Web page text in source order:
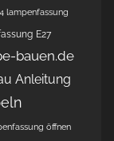
lampenfassung
E27
bauen.de
Anleitung
öffnen